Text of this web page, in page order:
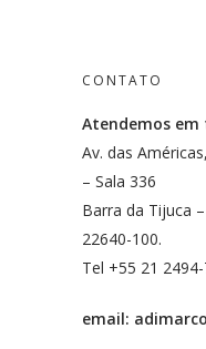
CONTATO
Atendemos em
Av. das
– Sala 336
Barra da Tijuca –
22640-100.
Tel +55 21
email: